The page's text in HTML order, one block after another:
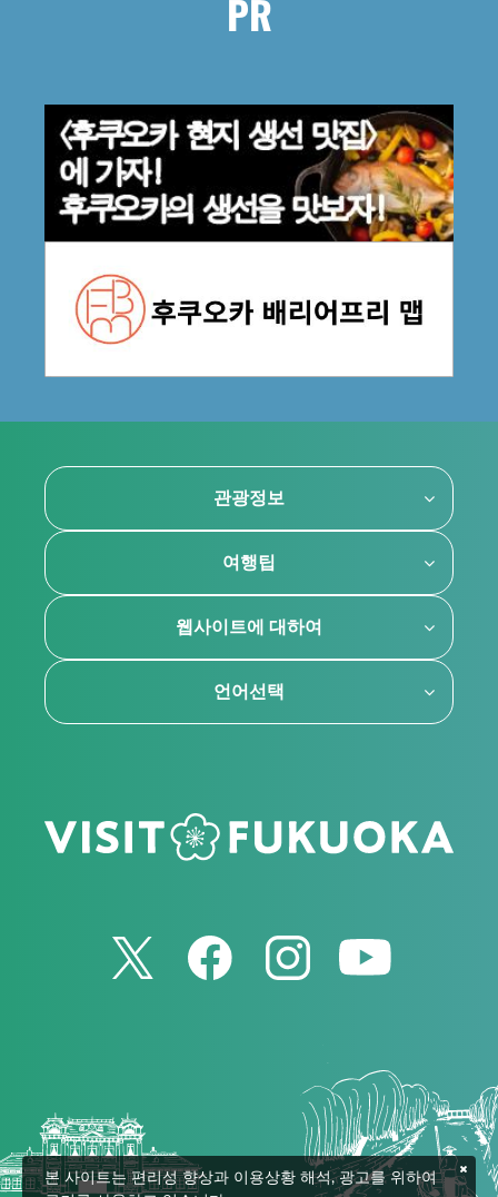
PR
관광정보
여행팁
웹사이트에 대하여
언어선택
본 사이트는 편리성 향상과 이용상황 해석, 광고를 위하여